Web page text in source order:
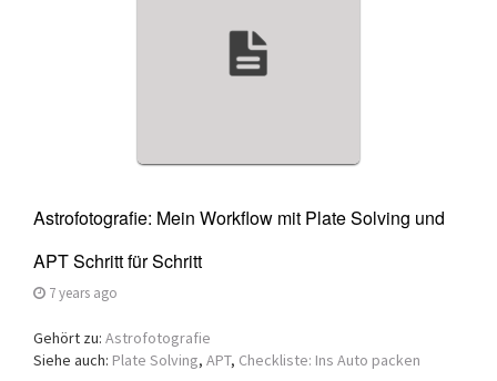
Astrofotografie: Mein Workflow mit Plate Solving und
APT Schritt für Schritt
7 years ago
Gehört zu: Astrofotografie
Siehe auch: Plate Solving, APT, Checkliste: Ins Auto packen